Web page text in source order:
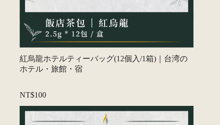
紅烏龍ホテルティーバッグ(12個入/1箱)｜台湾の
ホテル・旅館・宿
NT$100